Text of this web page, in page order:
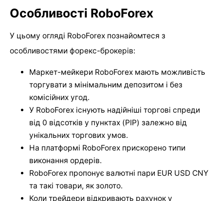
Особливості RoboForex
У цьому огляді RoboForex познайомтеся з
особливостями форекс-брокерів:
Маркет-мейкери RoboForex мають можливість
торгувати з мінімальним депозитом і без
комісійних угод.
У RoboForex існують надійніші торгові спреди
від 0 відсотків у пунктах (PIP) залежно від
унікальних торгових умов.
На платформі RoboForex прискорено типи
виконання ордерів.
RoboForex пропонує валютні пари EUR USD CNY
та такі товари, як золото.
Коли трейдери відкривають рахунок у